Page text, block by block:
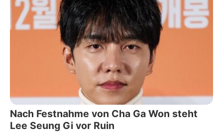
Nach Festnahme von Cha Ga Won steht
Lee Seung Gi vor Ruin